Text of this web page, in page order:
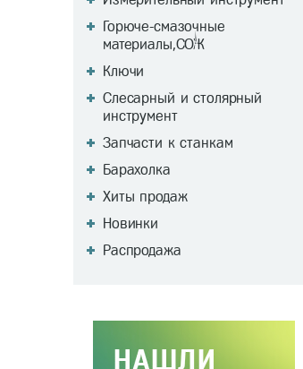
Горюче-смазочные
материалы,СОЖ
Ключи
Слесарный и столярный
инструмент
Запчасти к станкам
Барахолка
Хиты продаж
Новинки
Распродажа